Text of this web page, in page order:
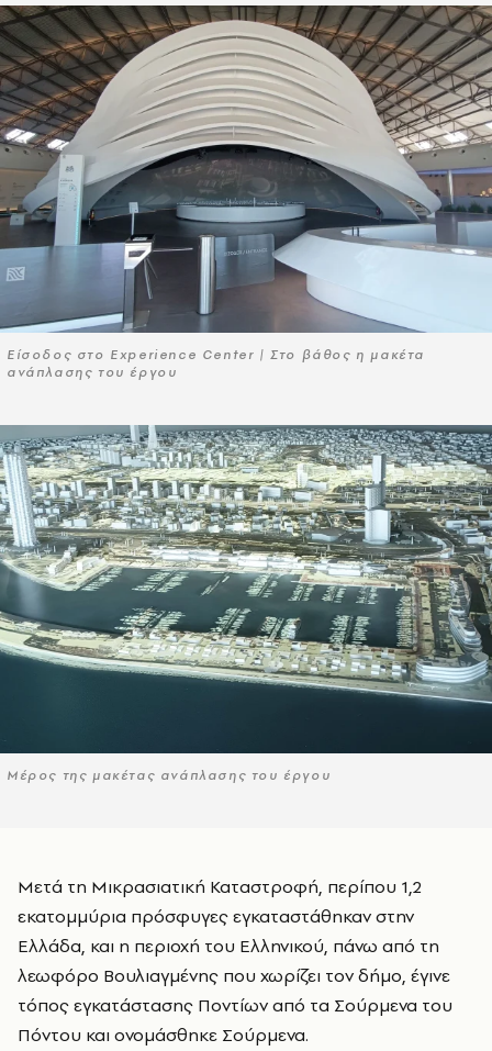
Είσοδος στο Experience Center | Στο βάθος η μακέτα
ανάπλασης του έργου
Μέρος της μακέτας ανάπλασης του έργου
Μετά τη Μικρασιατική Καταστροφή, περίπου 1,2
εκατομμύρια πρόσφυγες εγκαταστάθηκαν στην
Ελλάδα, και η περιοχή του Ελληνικού, πάνω από τη
λεωφόρο Βουλιαγμένης που χωρίζει τον δήμο, έγινε
τόπος εγκατάστασης Ποντίων από τα Σούρμενα του
Πόντου και ονομάσθηκε Σούρμενα.